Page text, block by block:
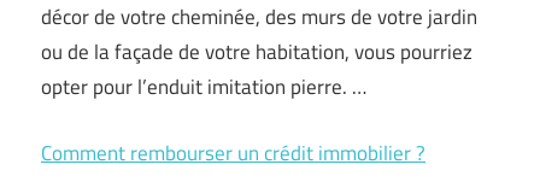
décor de votre cheminée, des murs de votre jardin
ou de la façade de votre habitation, vous pourriez
opter pour l’enduit imitation pierre. …
Comment rembourser un crédit immobilier ?